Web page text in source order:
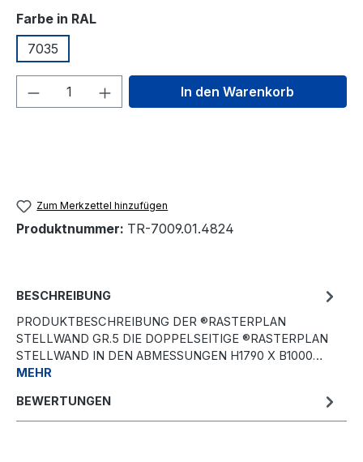
Farbe in RALauswählen
7035
Produkt Anzahl: Gib denIn den Warenkorb
Zum Merkzettel hinzufügen
Produktnummer: TR-7009.01.4824
BESCHREIBUNG
PRODUKTBESCHREIBUNG DER ®RASTERPLAN
STELLWAND GR.5 DIE DOPPELSEITIGE ®RASTERPLAN
STELLWAND IN DEN ABMESSUNGEN H1790 X B1000…
MEHR
BEWERTUNGEN